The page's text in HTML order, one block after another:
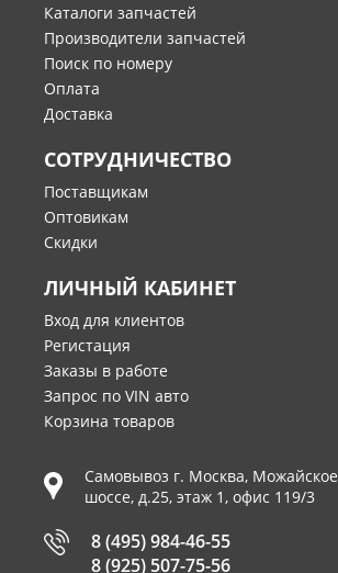
Каталоги запчастей
Производители запчастей
Поиск по номеру
Оплата
Доставка
СОТРУДНИЧЕСТВО
Поставщикам
Оптовикам
Скидки
ЛИЧНЫЙ КАБИНЕТ
Вход для клиентов
Регистация
Заказы в работе
Запрос по VIN авто
Корзина товаров
Самовывоз г. Москва, Можайское
шоссе, д.25, этаж 1, офис 119/3
8 (495) 984-46-55
8 (925) 507-75-56